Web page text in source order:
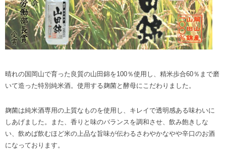
晴れの国岡山で育った良質の山田錦を100％使用し、精米歩合60％まで磨
いて造った特別純米酒。使用する麹菌と酵母にこだわりました。
麹菌は純米酒専用の上質なものを使用し、キレイで透明感ある味わいに
しあげました。また、香りと味のバランスを調和させ、飲み飽きしな
い、飲めば飲むほど米の上品な旨味が伝わるさわやかなやや辛口のお酒
になっております。